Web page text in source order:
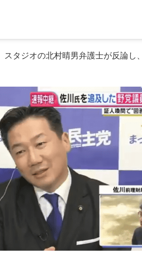
スタジオの北村晴男弁護士が反論し